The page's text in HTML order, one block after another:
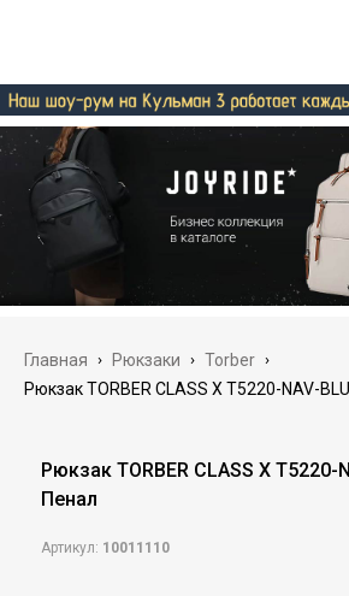
Главная › Рюкзаки › Torber ›
Рюкзак TORBER CLASS X T5220-NAV-
Рюкзак TORBER CLASS X T5220-
Пенал
Артикул: 10011110